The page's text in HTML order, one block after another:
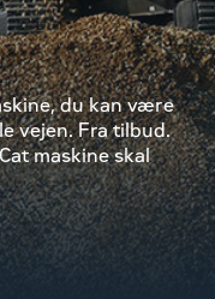
du kan være
vejen. Fra tilbud.
maskine skal